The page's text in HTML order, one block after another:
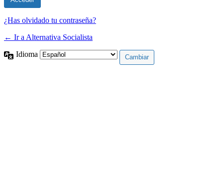
¿Has olvidado tu contraseña?
← Ir a Alternativa Socialista
Idioma